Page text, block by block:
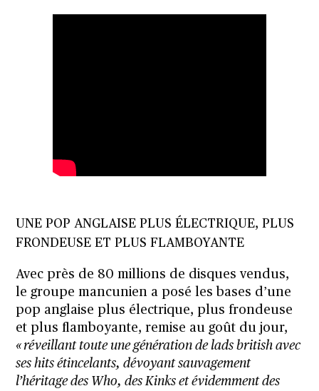
UNE POP ANGLAISE PLUS ÉLECTRIQUE, PLUS
FRONDEUSE ET PLUS FLAMBOYANTE
Avec près de 80 millions de disques vendus,
le groupe mancunien a posé les bases d’une
pop anglaise plus électrique, plus frondeuse
et plus flamboyante, remise au goût du jour,
« réveillant toute une génération de lads british avec
ses hits étincelants, dévoyant sauvagement
l’héritage des Who, des Kinks et évidemment des